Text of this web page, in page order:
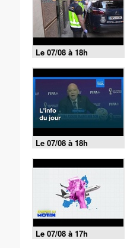
Le 07/08 à 18h
Le 07/08 à 18h
Le 07/08 à 17h